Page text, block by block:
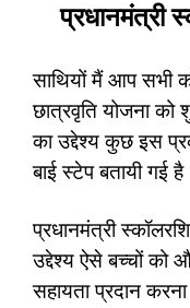
प्रधानमंत्री
साथियों मैं आप सभी
छात्रवृति योजना
का उद्देश्य कुछ इस
बाई स्टेप बतायी गई है
प्रधानमंत्री
उद्देश्य ऐसे बच्चों को
सहायता प्रदान